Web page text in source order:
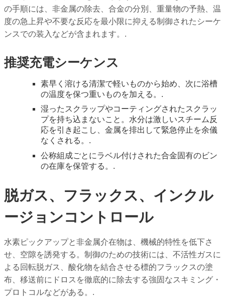
の手順には、非金属の除去、合金の分別、重量物の予熱、温
度の急上昇や不要な反応を最小限に抑える制御されたシーケ
ンスでの装入などが含まれます。.
推奨充電シーケンス
素早く溶ける清潔で軽いものから始め、次に浴槽
の温度を保つ重いものを加える。.
湿ったスクラップやコーティングされたスクラッ
プを持ち込まないこと。水分は激しいスチーム反
応を引き起こし、金属を排出して緊急停止を余儀
なくされる。.
公称組成ごとにラベル付けされた合金固有のビン
の在庫を保管する。.
脱ガス、フラックス、インクル
ージョンコントロール
水素ピックアップと非金属介在物は、機械的特性を低下さ
せ、空隙を誘発する。制御のための技術には、不活性ガスに
よる回転脱ガス、酸化物を結合させる標的フラックスの塗
布、移送前にドロスを徹底的に除去する強固なスキミング・
プロトコルなどがある。.